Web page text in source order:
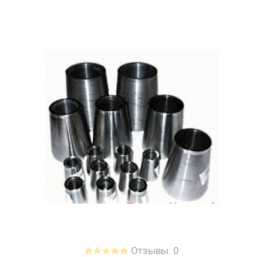
Отзывы: 0